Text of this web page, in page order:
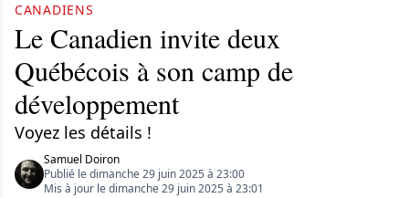
CANADIENS
Le Canadien invite deux
Québécois à son camp de
développement
Voyez les détails !
Samuel Doiron
Publié le dimanche 29 juin 2025 à 23:00
Mis à jour le dimanche 29 juin 2025 à 23:01